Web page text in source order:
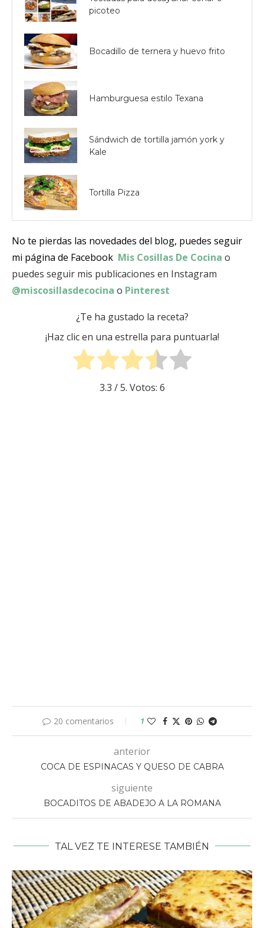
picoteo
Bocadillo de ternera y huevo frito
Hamburguesa estilo Texana
Sándwich de tortilla jamón york y
Kale
Tortilla Pizza
No te pierdas las novedades del blog, puedes seguir
mi página de Facebook Mis Cosillas De Cocina o
puedes seguir mis publicaciones en Instagram
@miscosillasdecocina o Pinterest
¿Te ha gustado la receta?
¡Haz clic en una estrella para puntuarla!
3.3 / 5. Votos: 6
20 comentarios 1
anterior
COCA DE ESPINACAS Y QUESO DE CABRA
siguiente
BOCADITOS DE ABADEJO A LA ROMANA
TAL VEZ TE INTERESE TAMBIÉN